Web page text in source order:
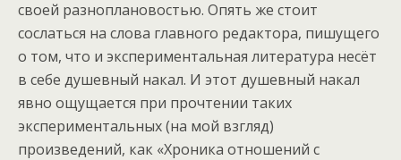
своей разноплановостью. Опять же стоит
сослаться на слова главного редактора, пишущего
о том, что и экспериментальная литература несёт
в себе душевный накал. И этот душевный накал
явно ощущается при прочтении таких
экспериментальных (на мой взгляд)
произведений, как «Хроника отношений с